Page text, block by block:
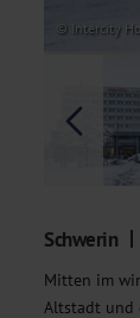
© Intercity
Schwerin
Mitten im
Altstadt und